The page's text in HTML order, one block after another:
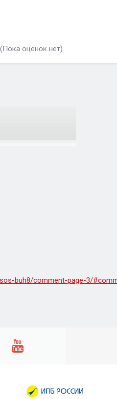
(Пока оценок нет)
buh8/comment-page-3/